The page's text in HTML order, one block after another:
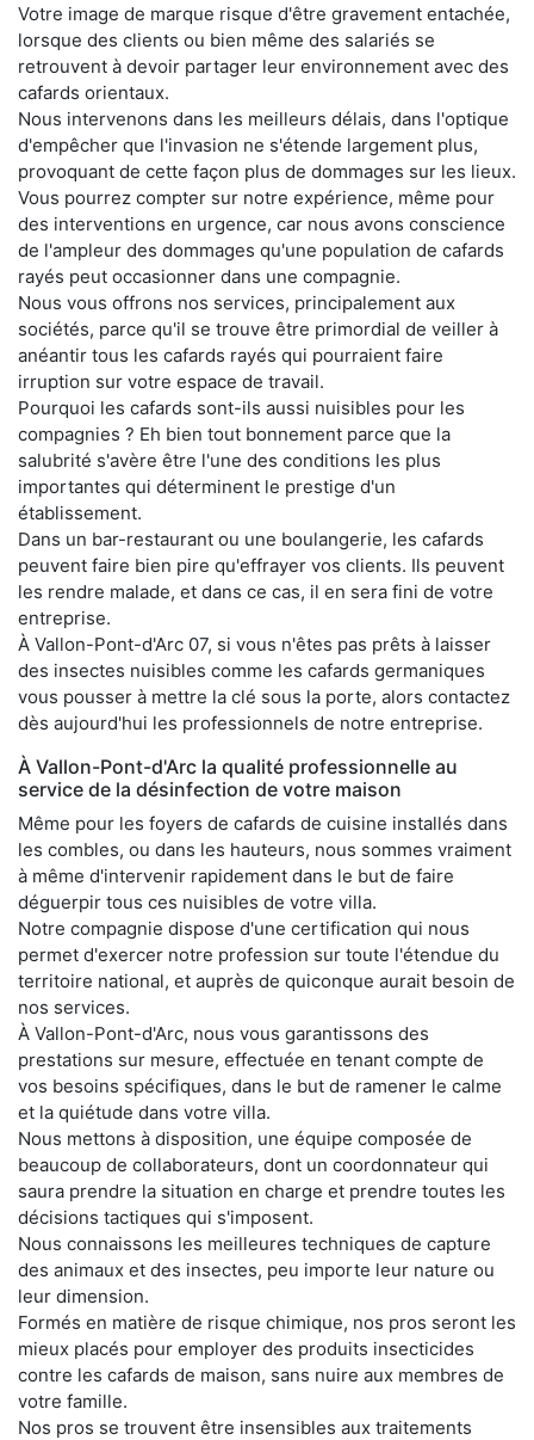
Votre image de marque risque d'être gravement entachée,
lorsque des clients ou bien même des salariés se
retrouvent à devoir partager leur environnement avec des
cafards orientaux.
Nous intervenons dans les meilleurs délais, dans l'optique
d'empêcher que l'invasion ne s'étende largement plus,
provoquant de cette façon plus de dommages sur les lieux.
Vous pourrez compter sur notre expérience, même pour
des interventions en urgence, car nous avons conscience
de l'ampleur des dommages qu'une population de cafards
rayés peut occasionner dans une compagnie.
Nous vous offrons nos services, principalement aux
sociétés, parce qu'il se trouve être primordial de veiller à
anéantir tous les cafards rayés qui pourraient faire
irruption sur votre espace de travail.
Pourquoi les cafards sont-ils aussi nuisibles pour les
compagnies ? Eh bien tout bonnement parce que la
salubrité s'avère être l'une des conditions les plus
importantes qui déterminent le prestige d'un
établissement.
Dans un bar-restaurant ou une boulangerie, les cafards
peuvent faire bien pire qu'effrayer vos clients. Ils peuvent
les rendre malade, et dans ce cas, il en sera fini de votre
entreprise.
À Vallon-Pont-d'Arc 07, si vous n'êtes pas prêts à laisser
des insectes nuisibles comme les cafards germaniques
vous pousser à mettre la clé sous la porte, alors contactez
dès aujourd'hui les professionnels de notre entreprise.
À Vallon-Pont-d'Arc la qualité professionnelle au
service de la désinfection de votre maison
Même pour les foyers de cafards de cuisine installés dans
les combles, ou dans les hauteurs, nous sommes vraiment
à même d'intervenir rapidement dans le but de faire
déguerpir tous ces nuisibles de votre villa.
Notre compagnie dispose d'une certification qui nous
permet d'exercer notre profession sur toute l'étendue du
territoire national, et auprès de quiconque aurait besoin de
nos services.
À Vallon-Pont-d'Arc, nous vous garantissons des
prestations sur mesure, effectuée en tenant compte de
vos besoins spécifiques, dans le but de ramener le calme
et la quiétude dans votre villa.
Nous mettons à disposition, une équipe composée de
beaucoup de collaborateurs, dont un coordonnateur qui
saura prendre la situation en charge et prendre toutes les
décisions tactiques qui s'imposent.
Nous connaissons les meilleures techniques de capture
des animaux et des insectes, peu importe leur nature ou
leur dimension.
Formés en matière de risque chimique, nos pros seront les
mieux placés pour employer des produits insecticides
contre les cafards de maison, sans nuire aux membres de
votre famille.
Nos pros se trouvent être insensibles aux traitements